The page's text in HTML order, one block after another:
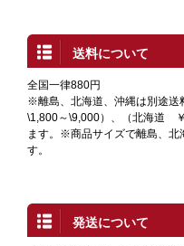
送料について
全国一律880円
※離島、北海道、沖縄は別途送
\1,800～\9,000）、（北海道
ます。※商品サイズで離島、北
す。
発送について